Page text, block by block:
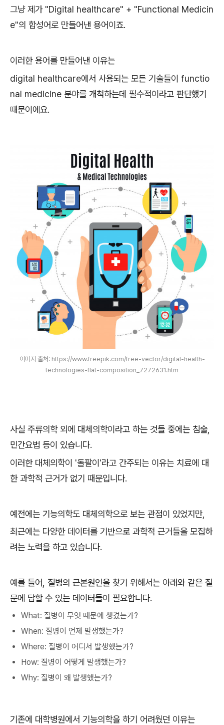
그냥 제가 "Digital healthcare" + "Functional Medicin
e"의 합성어로 만들어낸 용어이죠.
이러한 용어를 만들어낸 이유는
digital healthcare에서 사용되는 모든 기술들이 functio
nal medicine 분야를 개척하는데 필수적이라고 판단했기
때문이에요.
이미지 출처: https://www.freepik.com/free-vector/digital-health-
technologies-flat-composition_7272631.htm
사실 주류의학 외에 대체의학이라고 하는 것들 중에는 침술,
민간요법 등이 있습니다.
이러한 대체의학이 '돌팔이'라고 간주되는 이유는 치료에 대
한 과학적 근거가 없기 때문입니다.
예전에는 기능의학도 대체의학으로 보는 관점이 있었지만,
최근에는 다양한 데이터를 기반으로 과학적 근거들을 모집하
려는 노력을 하고 있습니다.
예를 들어, 질병의 근본원인을 찾기 위해서는 아래와 같은 질
문에 답할 수 있는 데이터들이 필요합니다.
What: 질병이 무엇 때문에 생겼는가?
When: 질병이 언제 발생했는가?
Where: 질병이 어디서 발생했는가?
How: 질병이 어떻게 발생했는가?
Why: 질병이 왜 발생했는가?
기존에 대학병원에서 기능의학을 하기 어려웠던 이유는